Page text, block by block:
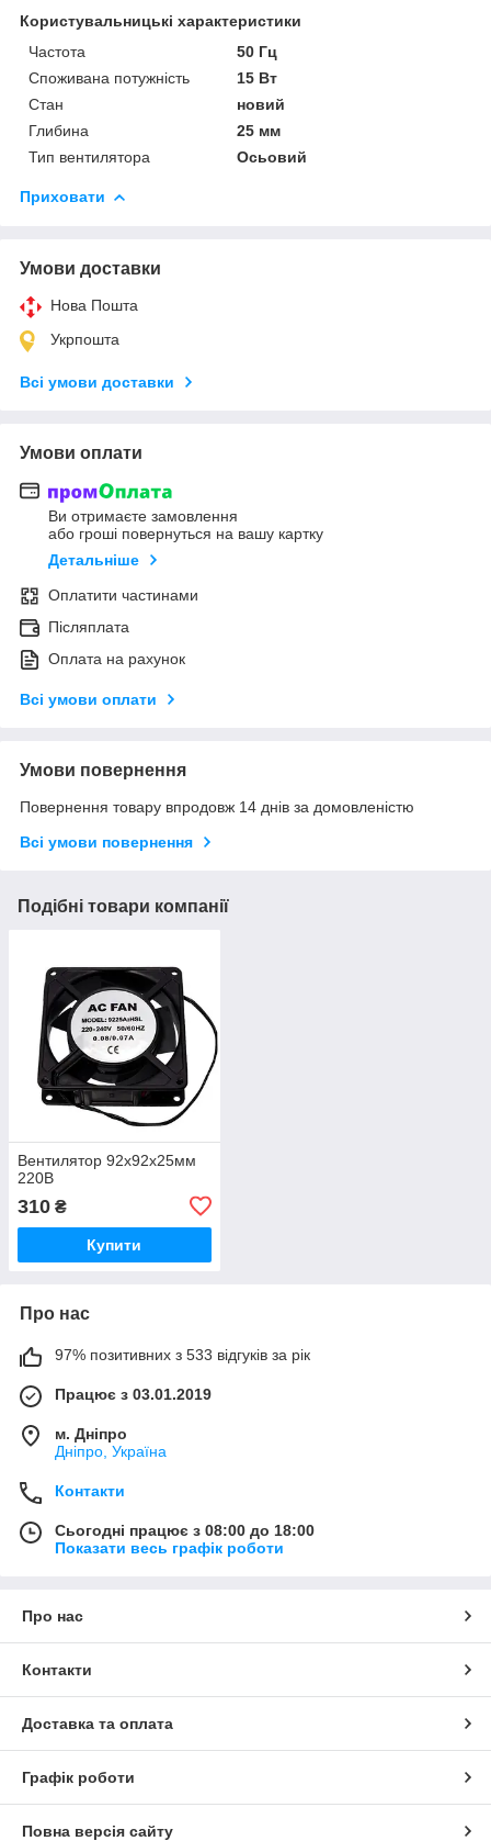
Користувальницькі характеристики
Частота
50 Гц
Споживана потужність
15 Вт
Стан
новий
Глибина
25 мм
Тип вентилятора
Осьовий
Приховати
Умови доставки
Нова Пошта
Укрпошта
Всі умови доставки
Умови оплати
Ви отримаєте замовлення
або гроші повернуться на вашу картку
Детальніше
Оплатити частинами
Післяплата
Оплата на рахунок
Всі умови оплати
Умови повернення
Повернення товару впродовж 14 днів за домовленістю
Всі умови повернення
Подібні товари компанії
Вентилятор 92х92х25мм
220В
310 ₴
Купити
Про нас
97% позитивних з 533 відгуків за рік
Працює з 03.01.2019
м. Дніпро
Дніпро, Україна
Контакти
Сьогодні працює з 08:00 до 18:00
Показати весь графік роботи
Про нас
Контакти
Доставка та оплата
Графік роботи
Повна версія сайту